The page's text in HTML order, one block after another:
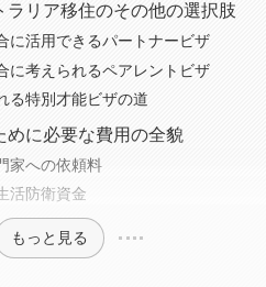
リア移住のその他の選択肢
に活用できるパートナービザ
に考えられるペアレントビザ
る特別才能ビザの道
めに必要な費用の全貌
家への依頼料
活防衛資金
もっと見る